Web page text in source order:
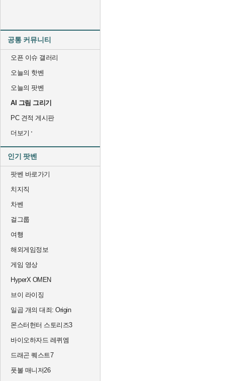
공통 커뮤니티
오픈 이슈 갤러리
오늘의 핫벤
오늘의 팟벤
AI 그림 그리기
PC 견적 게시판
더보기
인기 팟벤
팟벤 바로가기
치지직
차벤
걸그룹
여행
해외게임정보
게임 영상
HyperX OMEN
브이 라이징
일곱 개의 대죄: Origin
몬스터헌터 스토리즈3
바이오하자드 레퀴엠
드래곤 퀘스트7
풋볼 매니저26